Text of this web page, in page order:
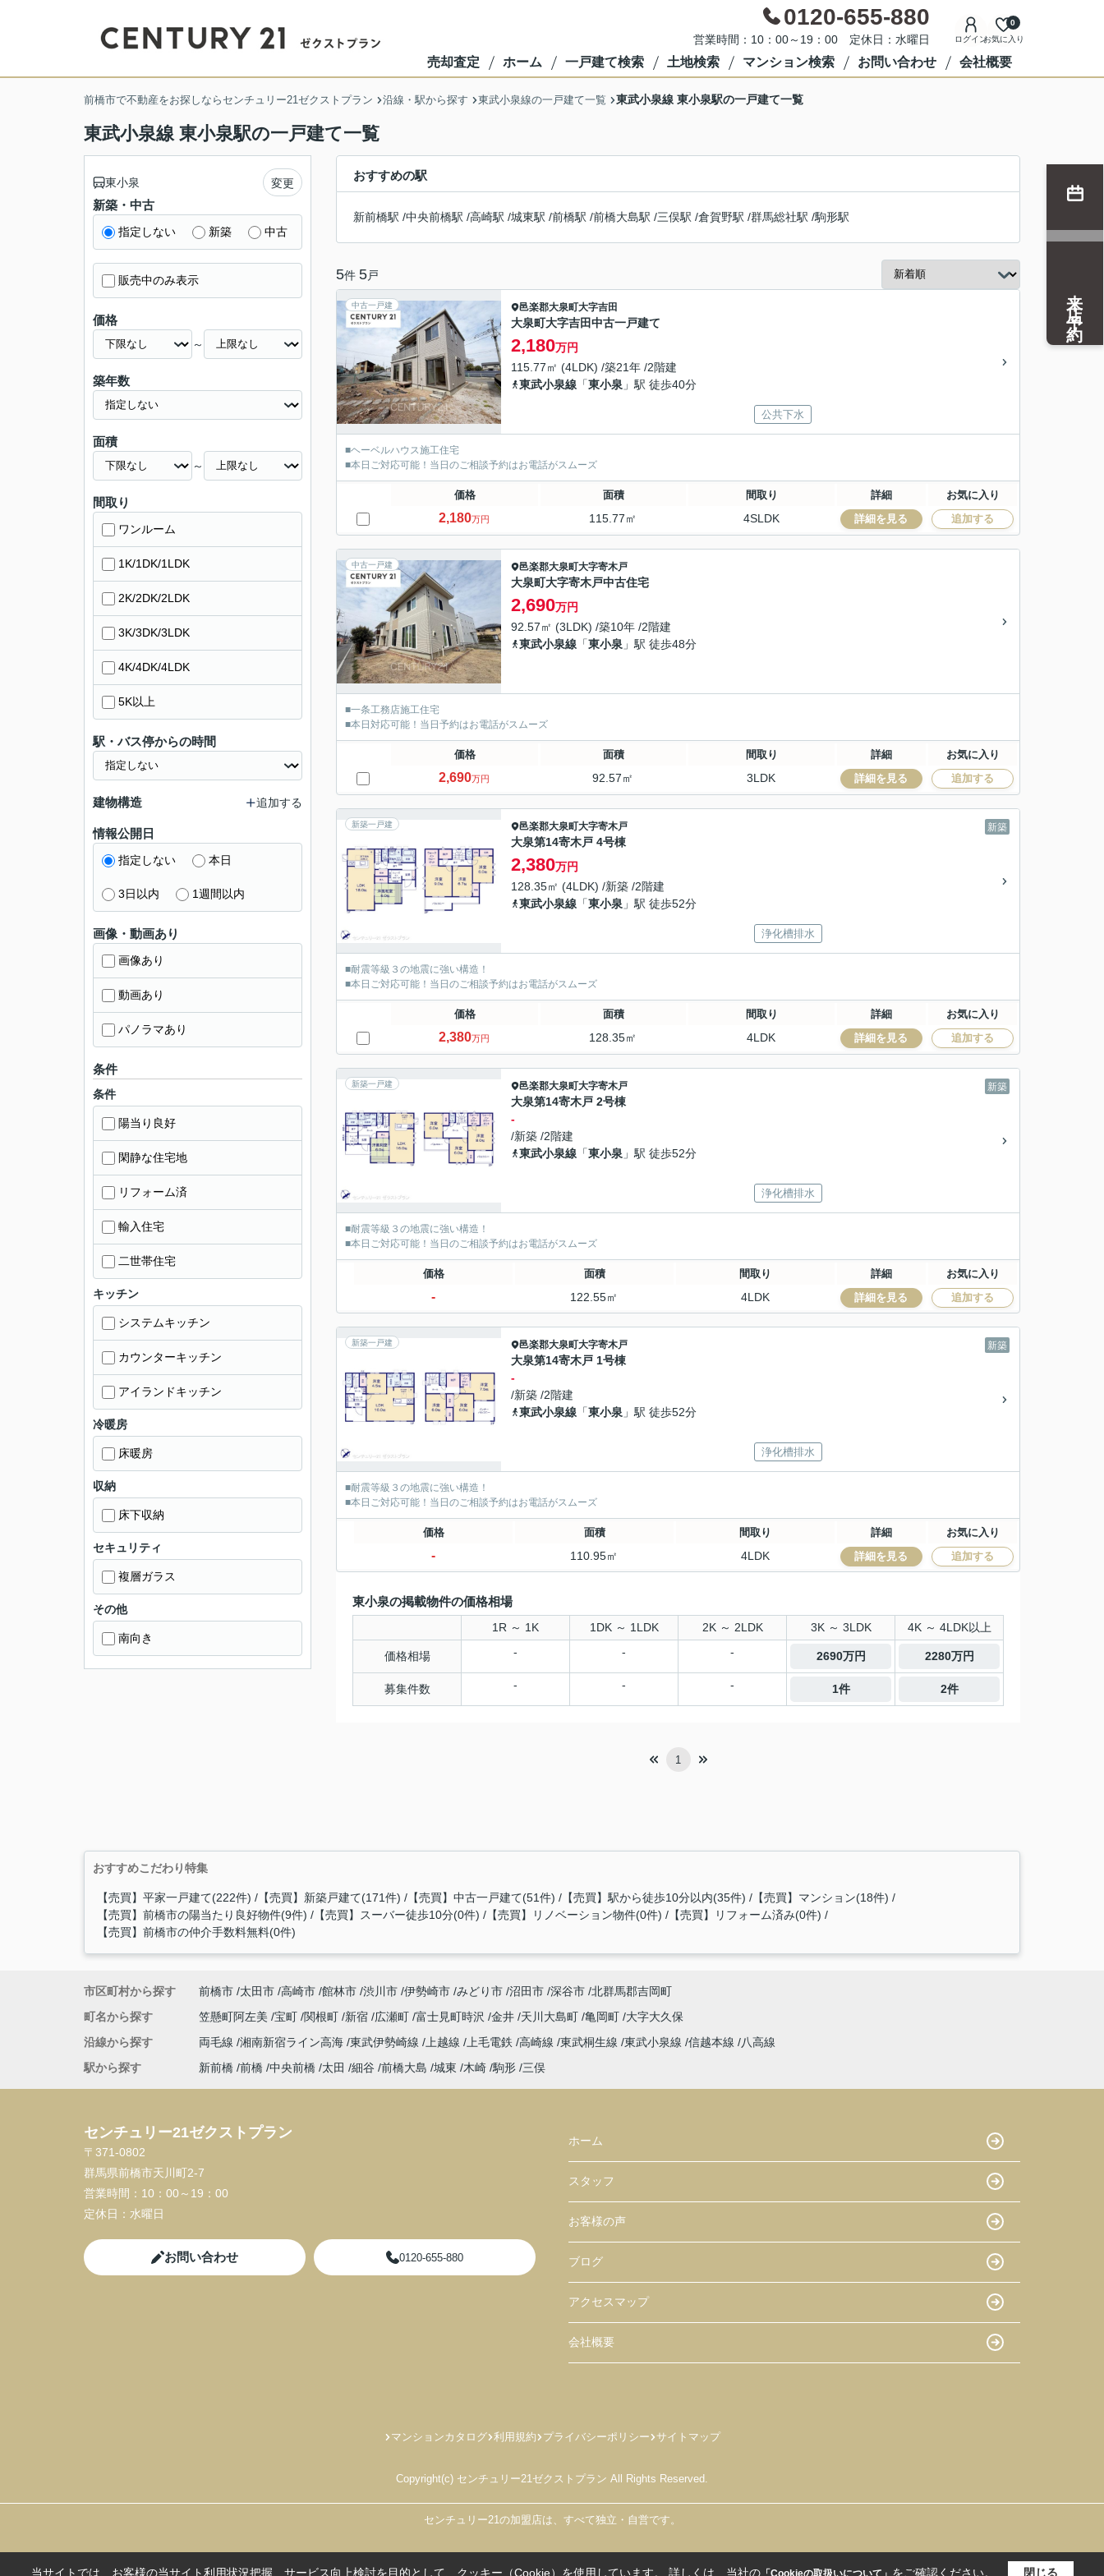
0120-655-880
営業時間：10：00～19：00 定休日：水曜日 ログインお気に入り
0
売却査定 ホーム 一戸建て検索 土地検索 マンション検索 お問い合わせ 会社概要
前橋市で不動産をお探しならセンチュリー21ゼクストプラン 沿線・駅から探す 東武小泉線の一戸建て一覧 東武小泉線 東小泉駅の一戸建て一覧
東武小泉線 東小泉駅の一戸建て一覧
おすすめの駅
新前橋駅 /中央前橋駅 /高崎駅 /城東駅 /前橋駅 /前橋大島駅 /三俣駅 /倉賀野駅 /群馬総社駅 /駒形駅
5件 5戸
中古一戸建 邑楽郡大泉町大字吉田
大泉町大字吉田中古一戸建て
2,180万円
115.77㎡ (4LDK) /築21年 /2階建
東武小泉線 「東小泉 」駅 徒歩40分
公共下水
■ヘーベルハウス施工住宅
■本日ご対応可能！当日のご相談予約はお電話がスムーズ
価格 面積 間取り 詳細 お気に入り
2,180万円 115.77㎡ 4SLDK 詳細を見る 追加する
中古一戸建 邑楽郡大泉町大字寄木戸
大泉町大字寄木戸中古住宅
2,690万円
92.57㎡ (3LDK) /築10年 /2階建
東武小泉線 「東小泉 」駅 徒歩48分
■一条工務店施工住宅
■本日対応可能！当日予約はお電話がスムーズ
価格 面積 間取り 詳細 お気に入り
2,690万円 92.57㎡ 3LDK 詳細を見る 追加する
新築一戸建 新築
邑楽郡大泉町大字寄木戸
大泉第14寄木戸 4号棟
2,380万円
128.35㎡ (4LDK) /新築 /2階建
東武小泉線 「東小泉 」駅 徒歩52分
浄化槽排水
■耐震等級３の地震に強い構造！
■本日ご対応可能！当日のご相談予約はお電話がスムーズ
価格 面積 間取り 詳細 お気に入り
2,380万円 128.35㎡ 4LDK 詳細を見る 追加する
新築一戸建 新築
邑楽郡大泉町大字寄木戸
大泉第14寄木戸 2号棟
-
/新築 /2階建
東武小泉線 「東小泉 」駅 徒歩52分
浄化槽排水
■耐震等級３の地震に強い構造！
■本日ご対応可能！当日のご相談予約はお電話がスムーズ
価格 面積 間取り 詳細 お気に入り
- 122.55㎡ 4LDK 詳細を見る 追加する
新築一戸建 新築
邑楽郡大泉町大字寄木戸
大泉第14寄木戸 1号棟
-
/新築 /2階建
東武小泉線 「東小泉 」駅 徒歩52分
浄化槽排水
■耐震等級３の地震に強い構造！
■本日ご対応可能！当日のご相談予約はお電話がスムーズ
価格 面積 間取り 詳細 お気に入り
- 110.95㎡ 4LDK 詳細を見る 追加する
東小泉の掲載物件の価格相場
1R ～ 1K 1DK ～ 1LDK 2K ～ 2LDK 3K ～ 3LDK 4K ～ 4LDK以上
価格相場 - - - 2690万円 2280万円
募集件数 - - - 1件 2件
1
東小泉 変更
新築・中古
指定しない 新築 中古
販売中のみ表示
価格
～
築年数
面積
～
間取り
ワンルーム
1K/1DK/1LDK
2K/2DK/2LDK
3K/3DK/3LDK
4K/4DK/4LDK
5K以上
駅・バス停からの時間
建物構造 追加する
情報公開日
指定しない 本日
3日以内 1週間以内
画像・動画あり
画像あり
動画あり
パノラマあり
条件
条件
陽当り良好
閑静な住宅地
リフォーム済
輸入住宅
二世帯住宅
キッチン
システムキッチン
カウンターキッチン
アイランドキッチン
冷暖房
床暖房
収納
床下収納
セキュリティ
複層ガラス
その他
南向き
おすすめこだわり特集
【売買】平家一戸建て(222件) 【売買】新築戸建て(171件) 【売買】中古一戸建て(51件) 【売買】駅から徒歩10分以内(35件)
【売買】マンション(18件)
【売買】前橋市の陽当たり良好物件(9件)
【売買】スーバー徒歩10分(0件) 【売買】リノベーション物件(0件)
【売買】リフォーム済み(0件)
【売買】前橋市の仲介手数料無料(0件)
来店予約
市区町村から探す 前橋市 太田市 高崎市 館林市 渋川市 伊勢崎市 みどり市 沼田市 深谷市 北群馬郡吉岡町
町名から探す
笠懸町阿左美 宝町 関根町 新宿 広瀬町 富士見町時沢 金井 天川大島町 亀岡町 大字大久保
沿線から探す
両毛線 湘南新宿ライン高海 東武伊勢崎線 上越線 上毛電鉄 高崎線 東武桐生線 東武小泉線 信越本線
八高線
駅から探す
新前橋 前橋 中央前橋 太田 細谷 前橋大島 城東 木崎 駒形 三俣
センチュリー21ゼクストプラン
〒371-0802
群馬県前橋市天川町2-7
営業時間： 10：00～19：00
定休日： 水曜日
お問い合わせ 0120-655-880
ホーム
スタッフ
お客様の声
ブログ
アクセスマップ
会社概要
マンションカタログ 利用規約 プライバシーポリシー サイトマップ
Copyright(c) センチュリー21ゼクストプラン All Rights Reserved.
センチュリー21の加盟店は、すべて独立・自営です。
当サイトでは、お客様の当サイト利用状況把握、サービス向上検討を目的として、クッキー（Cookie）を使用しています。 詳しくは、当社の「Cookieの取扱いについて」 をご確認ください。 閉じる